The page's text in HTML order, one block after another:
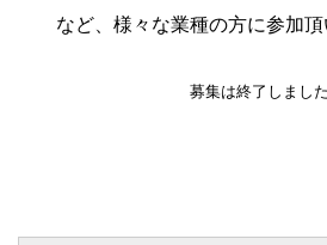
など、様々な業種の方に参加頂
募集は終了しました